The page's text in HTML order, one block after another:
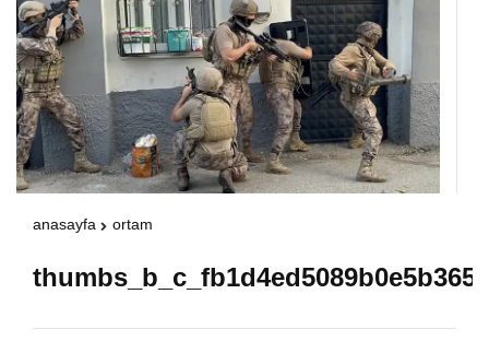
"
alt="hava"/>
/home/u891110917/domains/
anasayfa ortam